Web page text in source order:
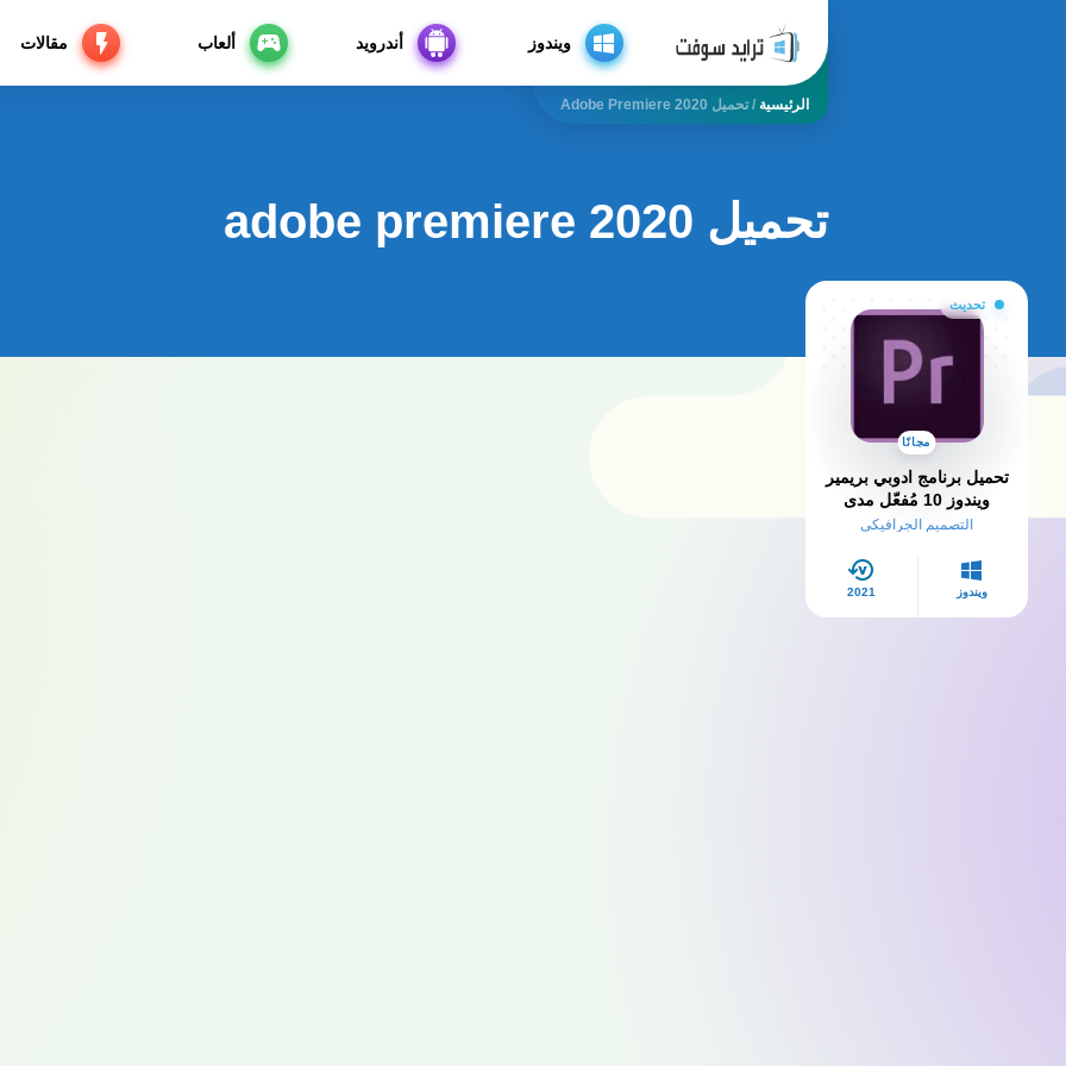
ويندوز أندرويد ألعاب مقالات
الرئيسية /تحميل Adobe Premiere 2020
تحميل adobe premiere 2020
تحديث
مجانًا
تحميل برنامج ادوبي بريمير
ويندوز 10 مُفعّل مدى
الحياة من ميديا فاير
التصميم الجرافيكي
ويندوز 2021